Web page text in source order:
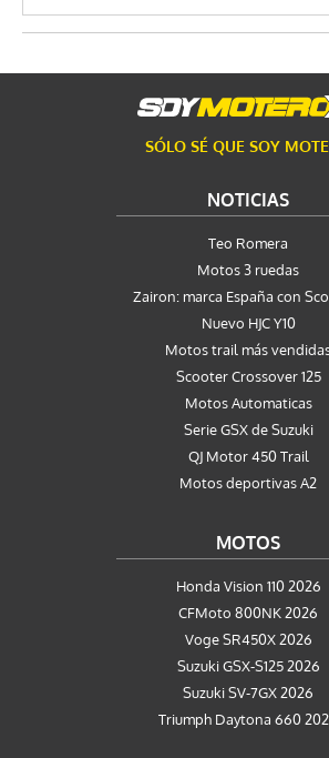
SÓLO SÉ QUE SOY
NOTICIAS
Teo Romera
Motos 3 ruedas
Zairon: marca España con
Nuevo HJC Y10
Motos trail más
Scooter Crossover 125
Motos Automaticas
Serie GSX de Suzuki
QJ Motor 450 Trail
Motos deportivas A2
MOTOS
Honda Vision 110 2026
CFMoto 800NK 2026
Voge SR450X 2026
Suzuki GSX-S125 2026
Suzuki SV-7GX 2026
Triumph Daytona 660